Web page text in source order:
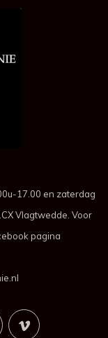
17.00 en zaterdag
Vlagtwedde. Voor
pagina